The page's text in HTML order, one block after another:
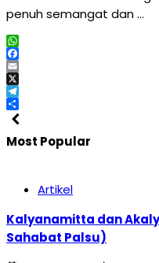
penuh semangat dan …
WhatsApp
Facebook
Email
X
Telegram
Share
Most Popular
Artikel
Kalyanamitta dan
Sahabat Palsu)